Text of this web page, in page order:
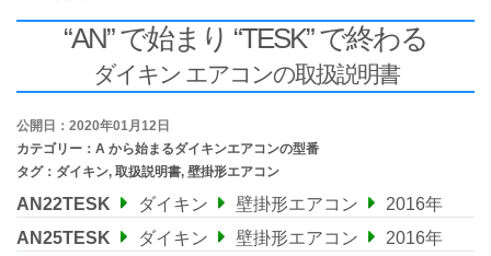
“AN” で始まり “TESK” で終わる
ダイキン エアコンの取扱説明書
公開日：2020年01月12日
カテゴリー： A から始まるダイキンエアコンの型番
タグ： ダイキン, 取扱説明書, 壁掛形エアコン
AN22TESK ダイキン 壁掛形エアコン
2016年
AN25TESK
ダイキン 壁掛形エアコン
2016年